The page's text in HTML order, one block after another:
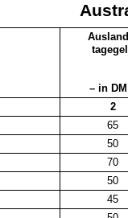
– in
2
65
50
70
50
45